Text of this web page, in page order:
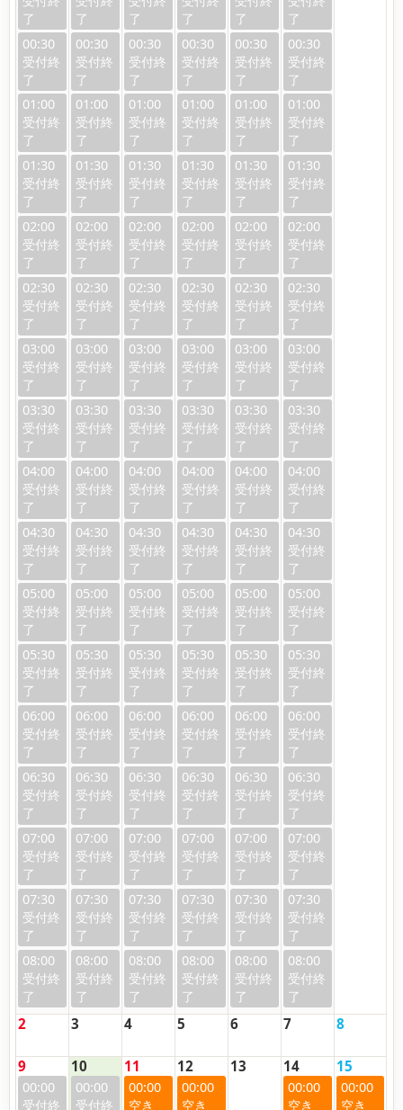
00:30
01:00
01:30
02:00
02:30
03:00
03:30
04:00
04:30
05:00
05:30
06:00
06:30
07:00
07:30
08:00
00:30
01:00
01:30
02:00
02:30
03:00
03:30
04:00
04:30
05:00
05:30
06:00
06:30
07:00
07:30
08:00
00:30
01:00
01:30
02:00
02:30
03:00
03:30
04:00
04:30
05:00
05:30
06:00
06:30
07:00
07:30
08:00
00:30
01:00
01:30
02:00
02:30
03:00
03:30
04:00
04:30
05:00
05:30
06:00
06:30
07:00
07:30
08:00
00:30
01:00
01:30
02:00
02:30
03:00
03:30
04:00
04:30
05:00
05:30
06:00
06:30
07:00
07:30
08:00
00:30
01:00
01:30
02:00
02:30
03:00
03:30
04:00
04:30
05:00
05:30
06:00
06:30
07:00
07:30
08:00
2 3 4 5 6 7 8
9
00:00
10
00:00
11
00:00
12
00:00
13 14
00:00
15
00:00